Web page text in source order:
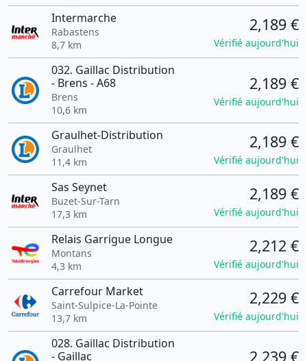
Intermarche
Rabastens
8,7 km
2,189 €
Vérifié aujourd'hui
032. Gaillac Distribution
- Brens - A68
Brens
10,6 km
2,189 €
Vérifié aujourd'hui
Graulhet-Distribution
Graulhet
11,4 km
2,189 €
Vérifié aujourd'hui
Sas Seynet
Buzet-Sur-Tarn
17,3 km
2,189 €
Vérifié aujourd'hui
Relais Garrigue Longue
Montans
4,3 km
2,212 €
Vérifié aujourd'hui
Carrefour Market
Saint-Sulpice-La-Pointe
13,7 km
2,229 €
Vérifié aujourd'hui
028. Gaillac Distribution
- Gaillac
2,239 €